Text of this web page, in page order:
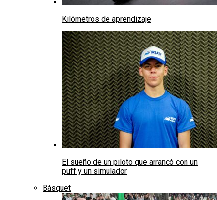
Kilómetros de aprendizaje
El sueño de un piloto que arrancó con un
puff y un simulador
Básquet